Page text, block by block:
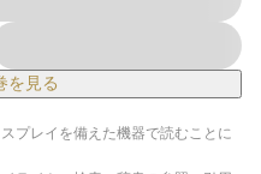
を見る
プレイを備えた機器で読むことに